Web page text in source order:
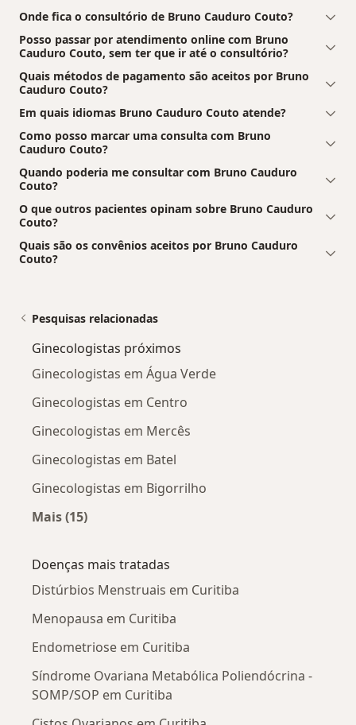
Onde fica o consultório de Bruno Cauduro Couto?
Posso passar por atendimento online com Bruno
Cauduro Couto, sem ter que ir até o consultório?
Quais métodos de pagamento são aceitos por Bruno
Cauduro Couto?
Em quais idiomas Bruno Cauduro Couto atende?
Como posso marcar uma consulta com Bruno
Cauduro Couto?
Quando poderia me consultar com Bruno Cauduro
Couto?
O que outros pacientes opinam sobre Bruno Cauduro
Couto?
Quais são os convênios aceitos por Bruno Cauduro
Couto?
Pesquisas relacionadas
Ginecologistas próximos
Ginecologistas em Água Verde
Ginecologistas em Centro
Ginecologistas em Mercês
Ginecologistas em Batel
Ginecologistas em Bigorrilho
Mais (15)
Doenças mais tratadas
Distúrbios Menstruais em Curitiba
Menopausa em Curitiba
Endometriose em Curitiba
Síndrome Ovariana Metabólica Poliendócrina -
SOMP/SOP em Curitiba